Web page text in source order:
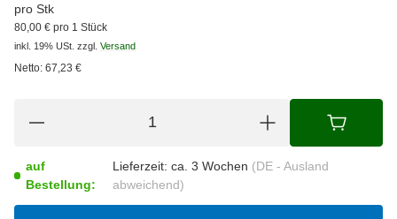
pro Stk
80,00 € pro 1 Stück
inkl. 19% USt. zzgl. Versand
Netto: 67,23 €
auf
Bestellung:
Lieferzeit: ca. 3 Wochen (DE - Ausland
abweichend)